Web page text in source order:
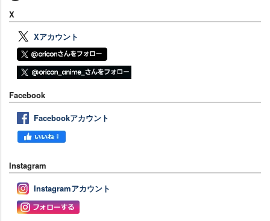
X
Xアカウント
Facebook
Facebookアカウント
Instagram
Instagramアカウント